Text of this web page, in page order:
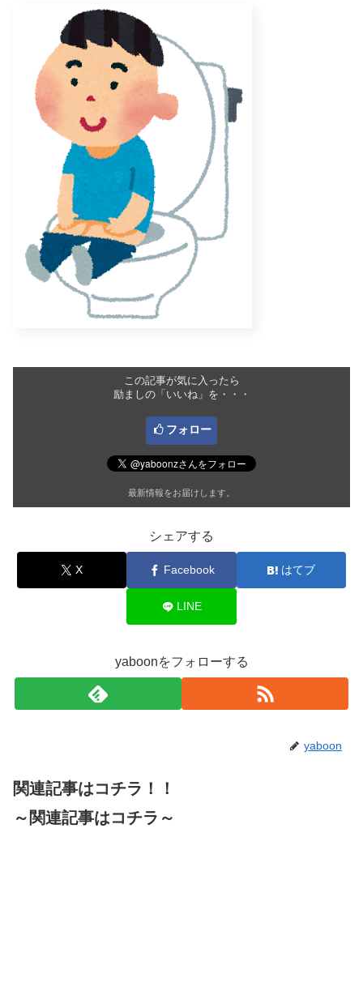
この記事が気に入ったら
励ましの「いいね」を・・・
フォロー
最新情報をお届けします。
シェアする
X Facebook はてブ
LINE
yaboonをフォローする
yaboon
関連記事はコチラ！！
～関連記事はコチラ～